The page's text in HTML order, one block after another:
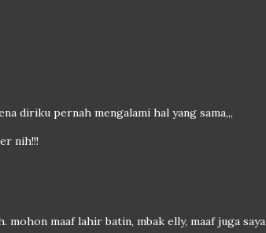
diriku pernah mengalami hal yang sama,,,
nih!!!
maaf lahir batin, mbak elly, maaf juga saya